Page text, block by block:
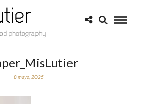
8 mayo, 2025